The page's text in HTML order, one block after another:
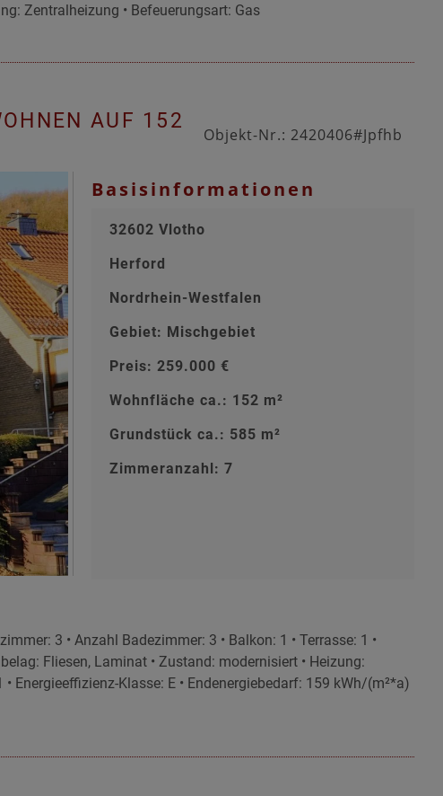
Zentralheizung • Befeuerungsart: Gas
AUF 152
Objekt-Nr.: 2420406#Jpfhb
Basisinformationen
32602 Vlotho
Herford
Nordrhein-Westfalen
Gebiet: Mischgebiet
Preis: 259.000 €
Wohnfläche ca.: 152 m²
Grundstück ca.: 585 m²
Zimmeranzahl: 7
3 • Anzahl Badezimmer: 3 • Balkon: 1 • Terrasse: 1 •
Fliesen, Laminat • Zustand: modernisiert • Heizung:
Klasse: E • Endenergiebedarf: 159 kWh/(m²*a)